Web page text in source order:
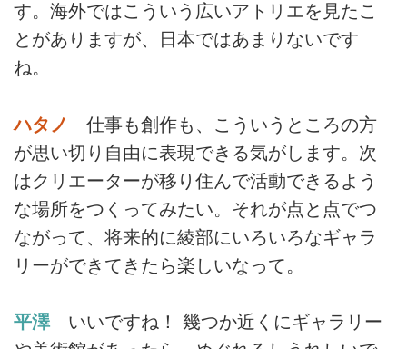
す。海外ではこういう広いアトリエを見たこ
とがありますが、日本ではあまりないです
ね。
ハタノ
仕事も創作も、こういうところの方
が思い切り自由に表現できる気がします。次
はクリエーターが移り住んで活動できるよう
な場所をつくってみたい。それが点と点でつ
ながって、将来的に綾部にいろいろなギャラ
リーができてきたら楽しいなって。
平澤いいですね！ 幾つか近くにギャラリー